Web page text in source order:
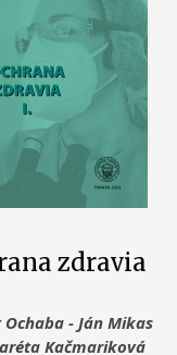
zdravia
Ochaba - Ján Mikas
Kačmariková